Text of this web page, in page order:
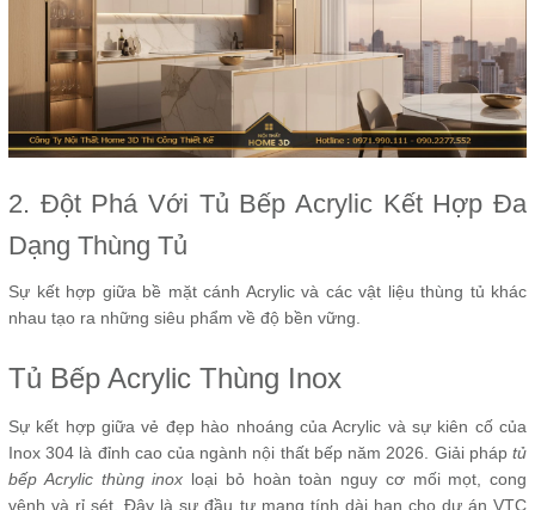
2. Đột Phá Với Tủ Bếp Acrylic Kết Hợp Đa
Dạng Thùng Tủ
Sự kết hợp giữa bề mặt cánh Acrylic và các vật liệu thùng tủ khác
nhau tạo ra những siêu phẩm về độ bền vững.
Tủ Bếp Acrylic Thùng Inox
Sự kết hợp giữa vẻ đẹp hào nhoáng của Acrylic và sự kiên cố của
Inox 304 là đỉnh cao của ngành nội thất bếp năm 2026. Giải pháp tủ
bếp Acrylic thùng inox loại bỏ hoàn toàn nguy cơ mối mọt, cong
vênh và rỉ sét. Đây là sự đầu tư mang tính dài hạn cho dự án VTC